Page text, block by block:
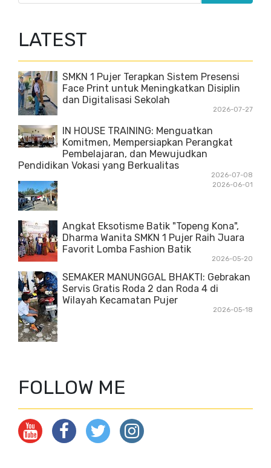
LATEST
SMKN 1 Pujer Terapkan Sistem Presensi
Face Print untuk Meningkatkan Disiplin
dan Digitalisasi Sekolah
2026-07-27
IN HOUSE TRAINING: Menguatkan
Komitmen, Mempersiapkan Perangkat
Pembelajaran, dan Mewujudkan
Pendidikan Vokasi yang Berkualitas
2026-07-08
2026-06-01
Angkat Eksotisme Batik "Topeng Kona",
Dharma Wanita SMKN 1 Pujer Raih Juara
Favorit Lomba Fashion Batik
2026-05-20
SEMAKER MANUNGGAL BHAKTI: Gebrakan
Servis Gratis Roda 2 dan Roda 4 di
Wilayah Kecamatan Pujer
2026-05-18
FOLLOW ME